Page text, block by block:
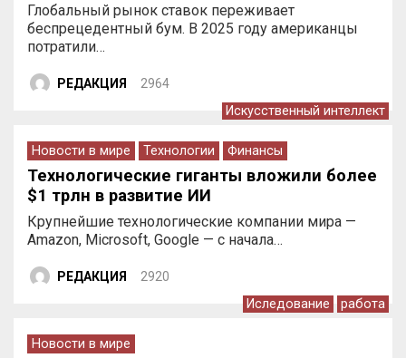
Глобальный рынок ставок переживает
беспрецедентный бум. В 2025 году американцы
потратили…
РЕДАКЦИЯ 2964
Искусственный интеллект
Новости в мире Технологии Финансы
Технологические гиганты вложили более
$1 трлн в развитие ИИ
Крупнейшие технологические компании мира —
Amazon, Microsoft, Google — с начала…
РЕДАКЦИЯ 2920
Иследование работа
Новости в мире